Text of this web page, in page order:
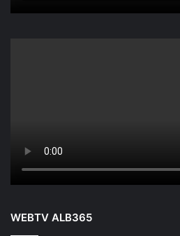
WEBTV ALB365